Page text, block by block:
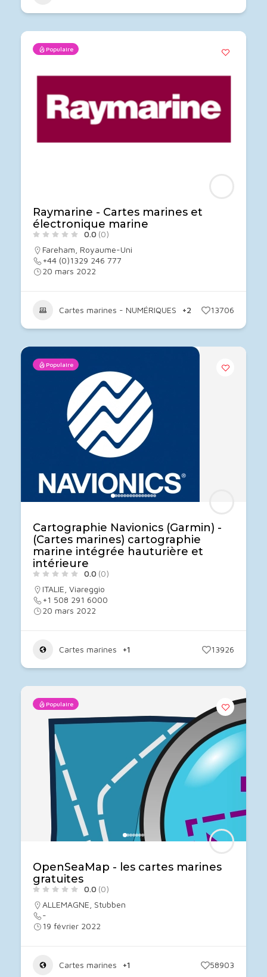
Populaire
Raymarine - Cartes marines et
électronique marine
0.0 (0)
Fareham Royaume-Uni
+44 (0)1329 246 777
20 mars 2022
Cartes marines - NUMÉRIQUES +2 13706
Populaire
Cartographie Navionics (Garmin) -
(Cartes marines) cartographie
marine intégrée hauturière et
intérieure
0.0 (0)
ITALIE Viareggio
+1 508 291 6000
20 mars 2022
Cartes marines +1 13926
Populaire
OpenSeaMap - les cartes marines
gratuites
0.0 (0)
ALLEMAGNE Stubben
-
19 février 2022
Cartes marines +1 58903